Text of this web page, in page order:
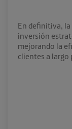
En definitiva,
inversión
mejorando la
clientes a largo